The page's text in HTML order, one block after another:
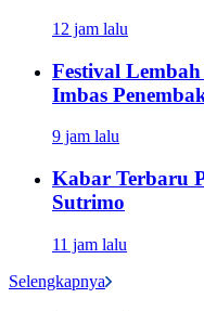
12 jam lalu
Festival
Imbas
9 jam lalu
Kabar Terbaru
Sutrimo
11 jam lalu
Selengkapnya